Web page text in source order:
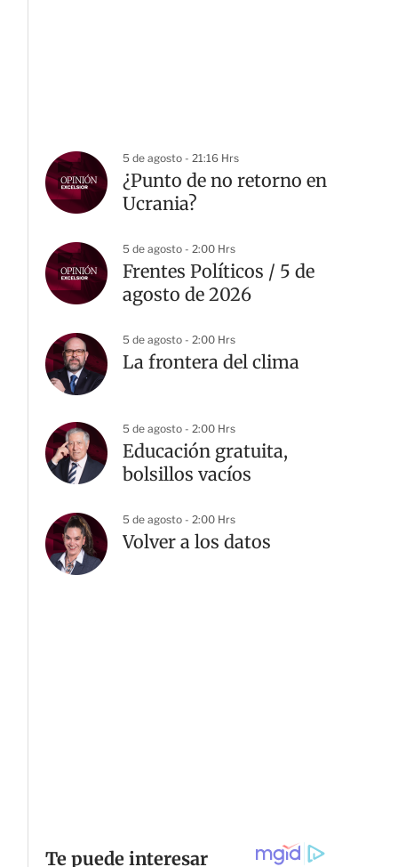
5 de agosto - 21:16 Hrs
¿Punto de no retorno en
Ucrania?
5 de agosto - 2:00 Hrs
Frentes Políticos / 5 de
agosto de 2026
5 de agosto - 2:00 Hrs
La frontera del clima
5 de agosto - 2:00 Hrs
Educación gratuita,
bolsillos vacíos
5 de agosto - 2:00 Hrs
Volver a los datos